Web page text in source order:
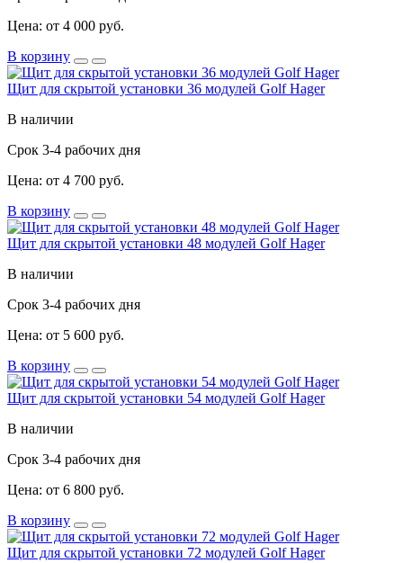
Цена: от 4 000 руб.
В корзину
Щит для скрытой установки 36 модулей Golf Hager
В наличии
Срок 3-4 рабочих дня
Цена: от 4 700 руб.
В корзину
Щит для скрытой установки 48 модулей Golf Hager
В наличии
Срок 3-4 рабочих дня
Цена: от 5 600 руб.
В корзину
Щит для скрытой установки 54 модулей Golf Hager
В наличии
Срок 3-4 рабочих дня
Цена: от 6 800 руб.
В корзину
Щит для скрытой установки 72 модулей Golf Hager